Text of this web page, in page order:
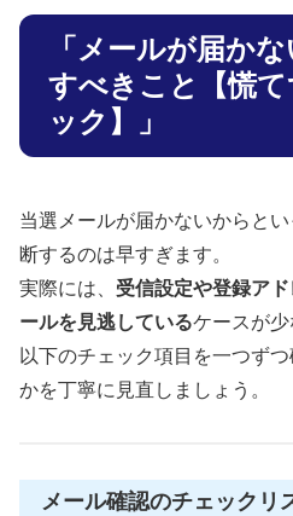
「メールが届か
すべきこと【慌
ック】」
当選メールが届かないからと
断するのは早すぎます。
実際には、 受信設定や登録ア
ールを見逃しているケースが少
以下のチェック項目を一つず
かを丁寧に見直しましょう。
メール確認のチェックリ